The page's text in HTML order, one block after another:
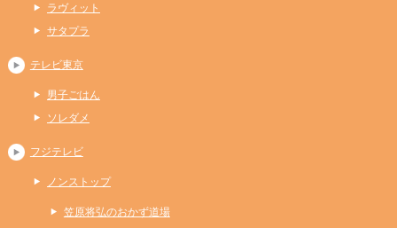
ラヴィット
サタプラ
テレビ東京
男子ごはん
ソレダメ
フジテレビ
ノンストップ
笠原将弘のおかず道場